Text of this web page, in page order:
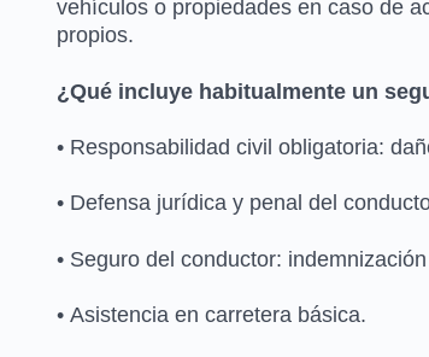
vehículos o propiedades en caso de
propios.
¿Qué incluye habitualmente un
• Responsabilidad civil obligatoria:
• Defensa jurídica y penal del
• Seguro del conductor:
• Asistencia en carretera básica.